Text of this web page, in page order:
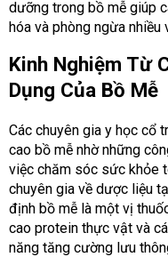
dưỡng trong bồ mễ giúp
hóa và phòng ngừa nhiều
Kinh Nghiệm Từ
Dụng Của Bồ Mễ
Các chuyên gia y học cổ
cao bồ mễ nhờ những
việc chăm sóc sức khỏe
chuyên gia về dược liệu
định bồ mễ là một vị
cao protein thực vật và
năng tăng cường lưu